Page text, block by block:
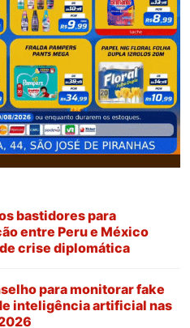
bastidores para
entre Peru e México
crise diplomática
para monitorar fake
inteligência artificial nas